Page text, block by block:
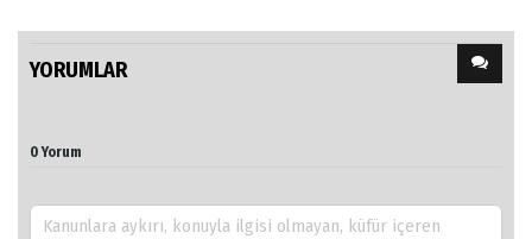
YORUMLAR
0 Yorum